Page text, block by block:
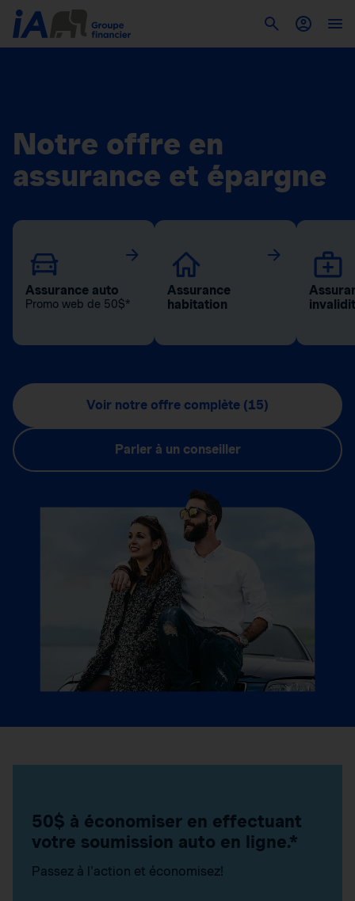
Notre offre en
assurance et épargne
Assurance auto
Promo web de 50$*
Assurance
habitation
Voir notre offre complète (15)
Parler à un conseiller
50$ à économiser en effectuant
votre soumission auto en ligne.*
Passez à l'action et économisez!